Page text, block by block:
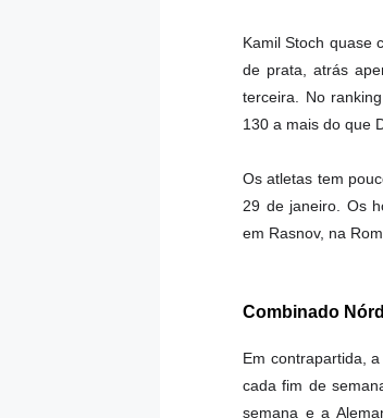
Kamil Stoch quase
de prata, atrás
terceira. No
130 a mais do que
Os atletas tem
29 de janeiro. Os
em Rasnov, na
Combinado
Em contrapartida,
cada fim de
semana e a